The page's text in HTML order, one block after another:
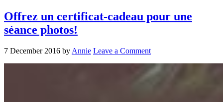
Offrez un certificat-cadeau pour une
séance photos!
7 December 2016 by Annie Leave a Comment